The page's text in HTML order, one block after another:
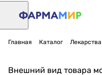
Главная Каталог Лекарства
Внешний вид товара